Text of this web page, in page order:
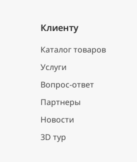
Клиенту
Каталог товаров
Услуги
Вопрос-ответ
Партнеры
Новости
3D тур